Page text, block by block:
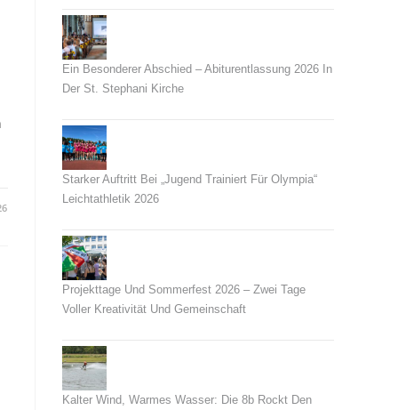
Ein Besonderer Abschied – Abiturentlassung 2026 In
Der St. Stephani Kirche
Starker Auftritt Bei „Jugend Trainiert Für Olympia“
Leichtathletik 2026
Projekttage Und Sommerfest 2026 – Zwei Tage
Voller Kreativität Und Gemeinschaft
Kalter Wind, Warmes Wasser: Die 8b Rockt Den